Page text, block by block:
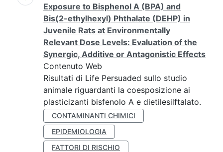
Exposure to Bisphenol A (BPA) and
Bis(2-ethylhexyl) Phthalate (DEHP) in
Juvenile Rats at Environmentally
Relevant Dose Levels: Evaluation of the
Synergic, Additive or Antagonistic Effects
Contenuto Web
Risultati di Life Persuaded sullo studio
animale riguardanti la coesposizione ai
plasticizanti bisfenolo A e dietilesilftalato.
CONTAMINANTI CHIMICI
EPIDEMIOLOGIA
FATTORI DI RISCHIO